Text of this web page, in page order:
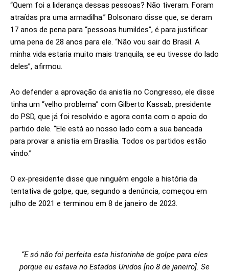
“Quem foi a liderança dessas pessoas? Não tiveram. Foram
atraídas pra uma armadilha.” Bolsonaro disse que, se deram
17 anos de pena para “pessoas humildes”, é para justificar
uma pena de 28 anos para ele. “Não vou sair do Brasil. A
minha vida estaria muito mais tranquila, se eu tivesse do lado
deles”, afirmou.
Ao defender a aprovação da anistia no Congresso, ele disse
tinha um “velho problema” com Gilberto Kassab, presidente
do PSD, que já foi resolvido e agora conta com o apoio do
partido dele. “Ele está ao nosso lado com a sua bancada
para provar a anistia em Brasília. Todos os partidos estão
vindo.”
O ex-presidente disse que ninguém engole a história da
tentativa de golpe, que, segundo a denúncia, começou em
julho de 2021 e terminou em 8 de janeiro de 2023.
“E só não foi perfeita esta historinha de golpe para eles
porque eu estava no Estados Unidos [no 8 de janeiro]. Se